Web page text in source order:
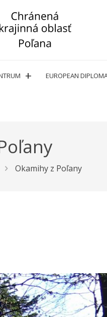
EUROPEAN
Okamihy z Poľany